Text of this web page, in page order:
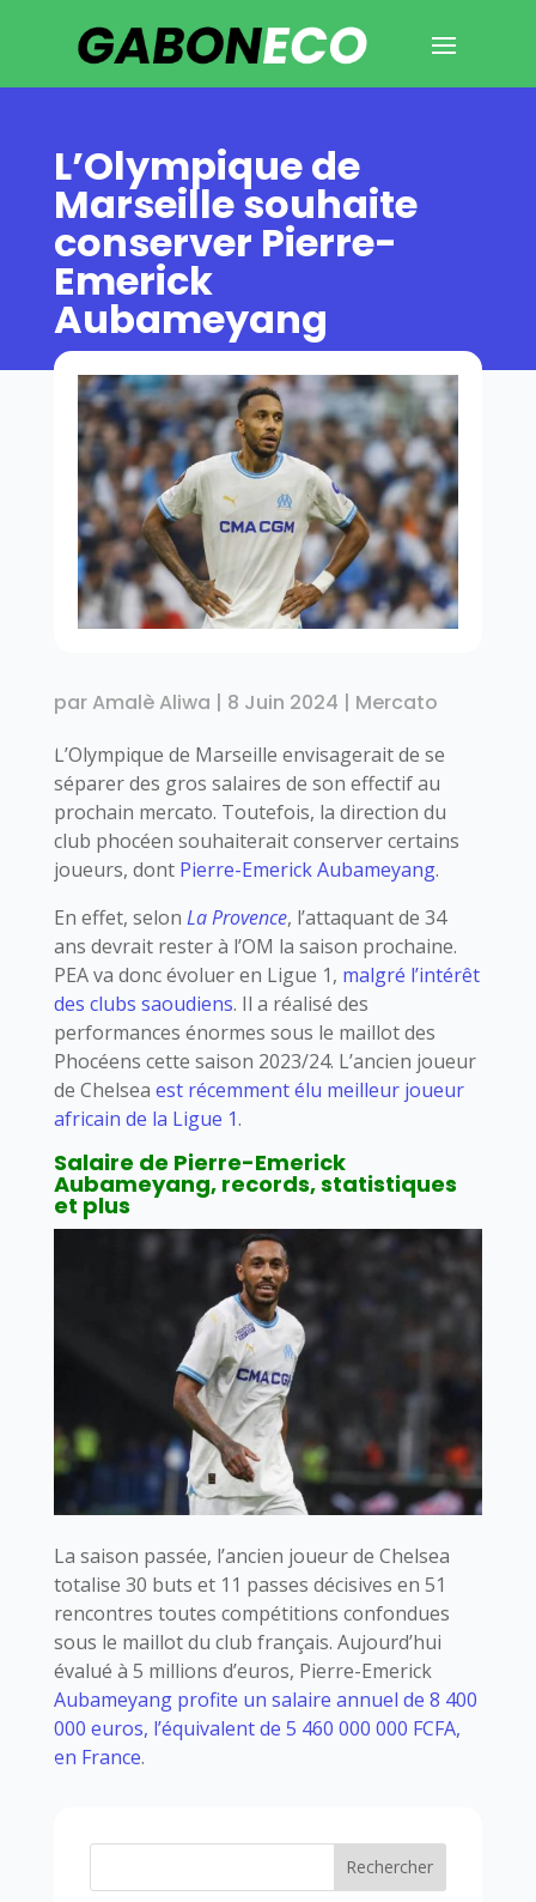
L’Olympique de
Marseille souhaite
conserver Pierre-
Emerick
Aubameyang
parAmalè Aliwa | 8 Juin 2024 | Mercato
L’Olympique de Marseille envisagerait de se
séparer des gros salaires de son effectif au
prochain mercato. Toutefois, la direction du
club phocéen souhaiterait conserver certains
joueurs, dont Pierre-Emerick Aubameyang.
En effet, selon La Provence, l’attaquant de 34
ans devrait rester à l’OM la saison prochaine.
PEA va donc évoluer en Ligue 1, malgré l’intérêt
des clubs saoudiens. Il a réalisé des
performances énormes sous le maillot des
Phocéens cette saison 2023/24. L’ancien joueur
de Chelsea est récemment élu meilleur joueur
africain de la Ligue 1.
Salaire de Pierre-Emerick
Aubameyang, records, statistiques
et plus
La saison passée, l’ancien joueur de Chelsea
totalise 30 buts et 11 passes décisives en 51
rencontres toutes compétitions confondues
sous le maillot du club français. Aujourd’hui
évalué à 5 millions d’euros, Pierre-Emerick
Aubameyang profite un salaire annuel de 8 400
000 euros, l’équivalent de 5 460 000 000 FCFA,
en France.
Rechercher